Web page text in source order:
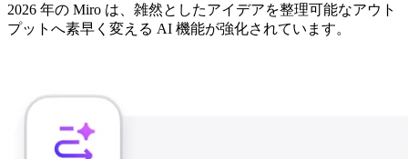
2026 年の Miro は、雑然としたアイデアを整理可能なアウト
プットへ素早く変える AI 機能が強化されています。